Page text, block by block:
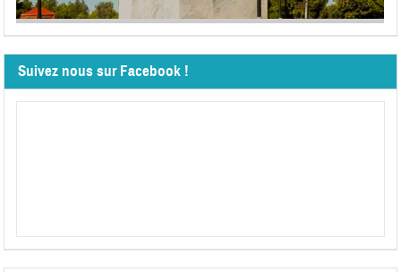
Suivez nous sur Facebook !